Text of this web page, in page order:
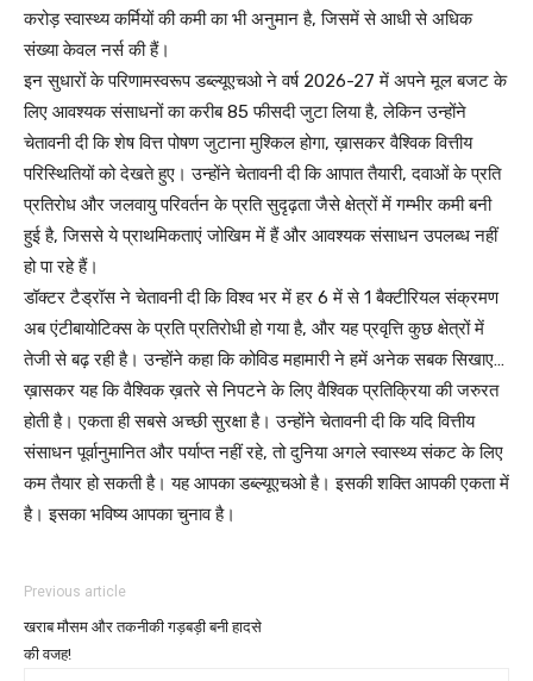
करोड़ स्वास्थ्य कर्मियों की कमी का भी अनुमान है, जिसमें से आधी से अधिक
संख्या केवल नर्स की हैं।
इन सुधारों के परिणामस्वरूप डब्ल्यूएचओ ने वर्ष 2026-27 में अपने मूल बजट के
लिए आवश्यक संसाधनों का करीब 85 फीसदी जुटा लिया है, लेकिन उन्होंने
चेतावनी दी कि शेष वित्त पोषण जुटाना मुश्किल होगा, ख़ासकर वैश्विक वित्तीय
परिस्थितियों को देखते हुए। उन्होंने चेतावनी दी कि आपात तैयारी, दवाओं के प्रति
प्रतिरोध और जलवायु परिवर्तन के प्रति सुदृढ़ता जैसे क्षेत्रों में गम्भीर कमी बनी
हुई है, जिससे ये प्राथमिकताएं जोखिम में हैं और आवश्यक संसाधन उपलब्ध नहीं
हो पा रहे हैं।
डॉक्टर टैड्रॉस ने चेतावनी दी कि विश्व भर में हर 6 में से 1 बैक्टीरियल संक्रमण
अब एंटीबायोटिक्स के प्रति प्रतिरोधी हो गया है, और यह प्रवृत्ति कुछ क्षेत्रों में
तेजी से बढ़ रही है। उन्होंने कहा कि कोविड महामारी ने हमें अनेक सबक सिखाए…
ख़ासकर यह कि वैश्विक ख़तरे से निपटने के लिए वैश्विक प्रतिक्रिया की जरुरत
होती है। एकता ही सबसे अच्छी सुरक्षा है। उन्होंने चेतावनी दी कि यदि वित्तीय
संसाधन पूर्वानुमानित और पर्याप्त नहीं रहे, तो दुनिया अगले स्वास्थ्य संकट के लिए
कम तैयार हो सकती है। यह आपका डब्ल्यूएचओ है। इसकी शक्ति आपकी एकता में
है। इसका भविष्य आपका चुनाव है।
Previous article
खराब मौसम और तकनीकी गड़बड़ी बनी हादसे
की वजह!